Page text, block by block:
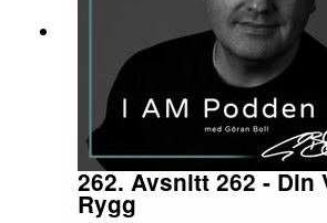
262. Avsnitt 262 - Din
Rygg